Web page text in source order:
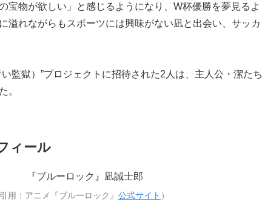
宝物が欲しい」と感じるようになり、W杯優勝を夢見るよ
溢れながらもスポーツには興味がない凪と出会い、サッカ
監獄）”プロジェクトに招待された2人は、主人公・潔たち
。
ィール
引用：アニメ『ブルーロック』 公式サイト ）